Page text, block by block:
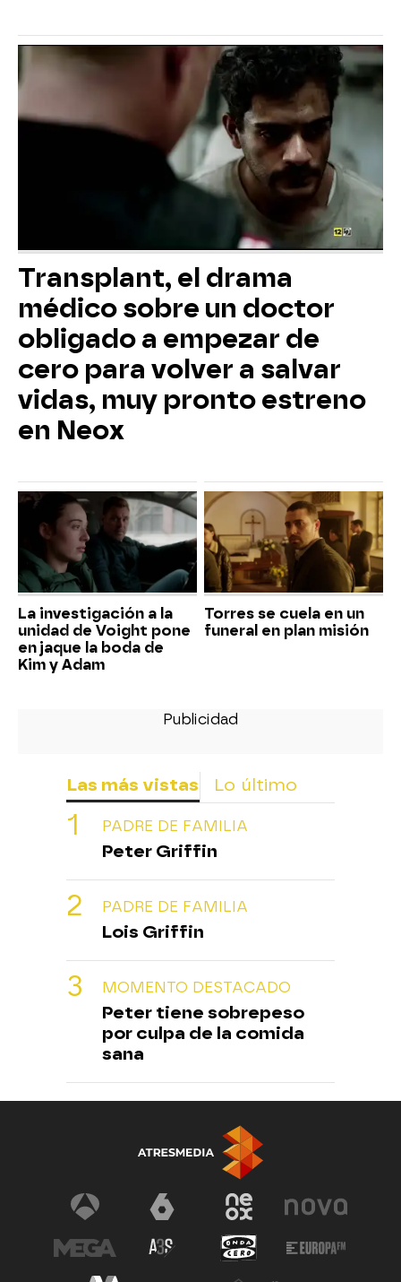
Transplant, el drama
médico sobre un doctor
obligado a empezar de
cero para volver a salvar
vidas, muy pronto estreno
en Neox
La investigación a la
unidad de Voight pone
en jaque la boda de
Kim y Adam
Torres se cuela en un
funeral en plan misión
Las más vistas Lo último
PADRE DE FAMILIA
Peter Griffin
PADRE DE FAMILIA
Lois Griffin
MOMENTO DESTACADO
Peter tiene sobrepeso
por culpa de la comida
sana